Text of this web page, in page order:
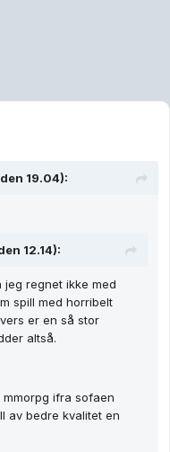
19.04):
12.14):
jeg regnet ikke med
spill med horribelt
er en så stor
altså.
ifra sofaen
av bedre kvalitet en